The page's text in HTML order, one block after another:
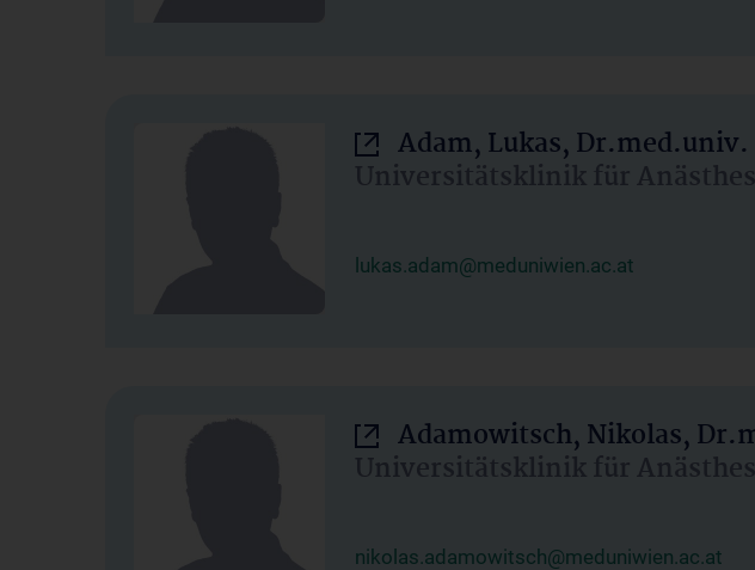
Adam, Lukas, Dr.med.univ.
Universitätsklinik für
lukas.adam@meduniwien.ac.at
Adamowitsch, Nikolas,
Universitätsklinik für
nikolas.adamowitsch@meduniwien.ac.at